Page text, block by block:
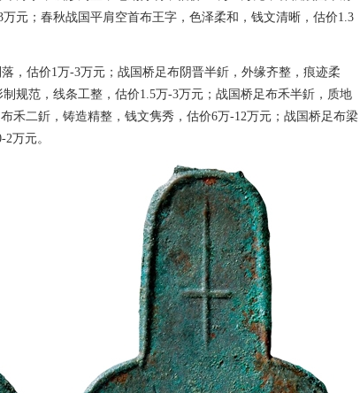
元；春秋战国平肩空首布王字，色泽柔和，钱文清晰，估价1.3
，估价1万-3万元；战国桥足布阴晋半釿，外缘齐整，痕迹柔
规范，线条工整，估价1.5万-3万元；战国桥足布禾半釿，质地
禾二釿，铸造精整，钱文隽秀，估价6万-12万元；战国桥足布梁
万元。